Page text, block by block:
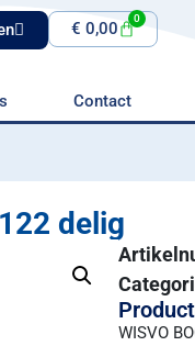
€ 0,00
0
Contact
delig
WISVO